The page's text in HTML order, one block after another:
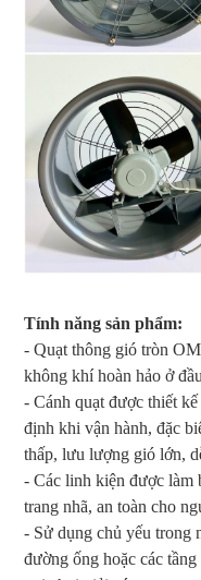
Tính năng sản phẩm:
- Quạt thông gió tròn
không khí hoàn hảo ở
- Cánh quạt được thiết
định khi vận hành, đặc
thấp, lưu lượng gió lớn,
- Các linh kiện được làm
trang nhã, an toàn cho
- Sử dụng chủ yếu trong
đường ống hoặc các